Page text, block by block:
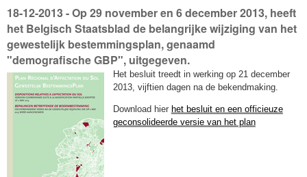
18-12-2013- Op 29 november en 6 december 2013, heeft
het Belgisch Staatsblad de belangrijke wijziging van het
gewestelijk bestemmingsplan, genaamd
"demografische GBP", uitgegeven.
Het besluit treedt in werking op 21 december
2013, vijftien dagen na de bekendmaking.
Download hier het besluit en een officieuze
geconsolideerde versie van het plan